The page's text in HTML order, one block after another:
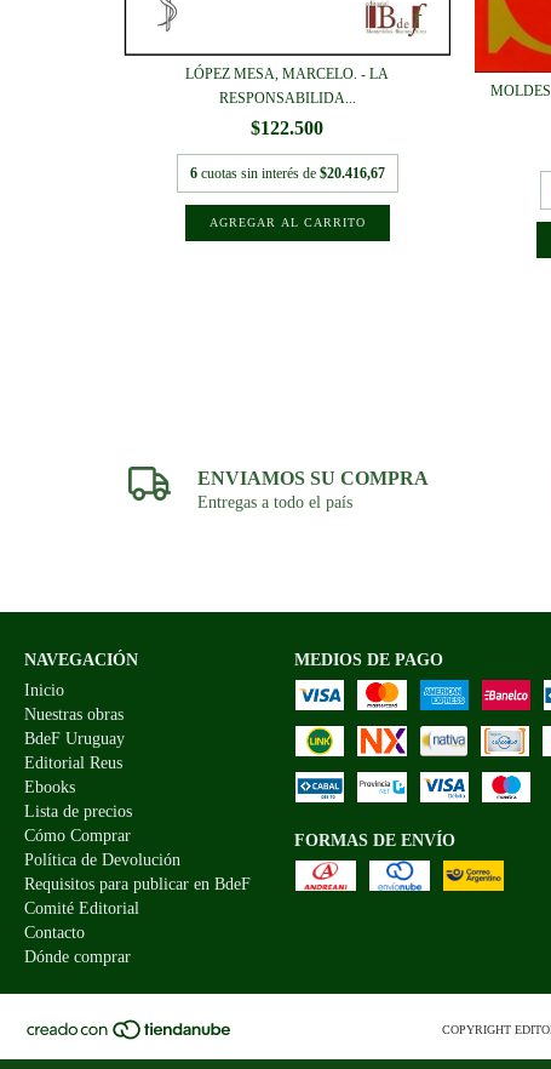
LÓPEZ MESA, MARCELO. - LA
RESPONSABILIDA...
$122.500
6 cuotas sin interés de $20.416,67
ENVIAMOS SU COMPRA
Entregas a todo el país
NAVEGACIÓN
Inicio
Nuestras obras
BdeF Uruguay
Editorial Reus
Ebooks
Lista de precios
Cómo Comprar
Política de Devolución
Requisitos para publicar en BdeF
Comité Editorial
Contacto
Dónde comprar
MEDIOS DE PAGO
FORMAS DE ENVÍO
COPYRIGHT